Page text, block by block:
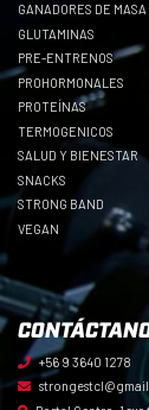
GANADORES DE MASA
GLUTAMINAS
PRE-ENTRENOS
PROHORMONALES
PROTEÍNAS
TERMOGENICOS
SALUD Y BIENESTAR
SNACKS
STRONG BAND
VEGAN
+56 9 3640 1278